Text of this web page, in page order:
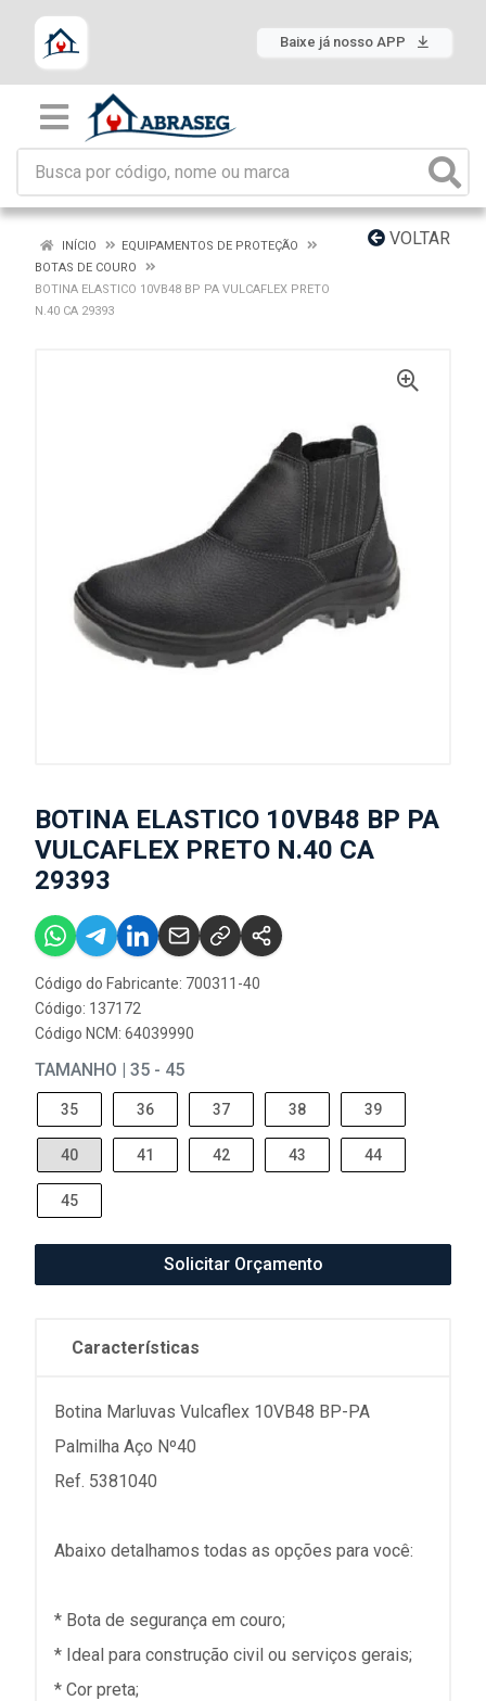
Baixe já nosso APP
VOLTAR
INÍCIO
EQUIPAMENTOS DE PROTEÇÃO
BOTAS DE COURO
BOTINA ELASTICO 10VB48 BP PA VULCAFLEX PRETO
N.40 CA 29393
BOTINA ELASTICO 10VB48 BP PA
VULCAFLEX PRETO N.40 CA
29393
Código do Fabricante: 700311-40
Código: 137172
Código NCM: 64039990
TAMANHO | 35 - 45
35 36 37 38 39
40 41 42 43 44
45
Solicitar Orçamento
Características
Botina Marluvas Vulcaflex 10VB48 BP-PA
Palmilha Aço Nº40
Ref. 5381040
Abaixo detalhamos todas as opções para você:
* Bota de segurança em couro;
* Ideal para construção civil ou serviços gerais;
* Cor preta;